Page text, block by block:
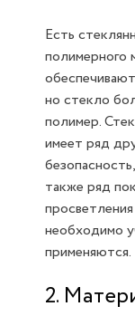
Есть
полимерного
но стекло
полимер.
имеет ряд
также ряд
необходимо
применяются.
2.